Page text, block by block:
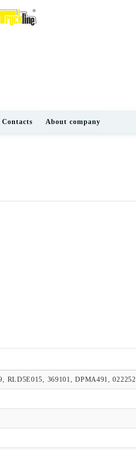
Contacts About company
RLD5E015, 369101, DPMA491, 022252